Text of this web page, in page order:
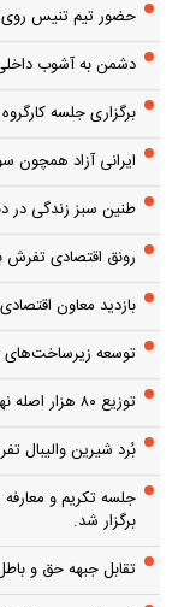
حضور تیم تنیس
دشمن به آشوب
برگزاری جلسه
ایرانی آزاد همچون
طنین سبز زندگی در
رونق اقتصادی تفرش
بازدید معاون
توسعه زیرساخت‌های
توزیع ۸۰ هزار اصله نهال در تفرش
بُرد شیرین والیبال
جلسه تکریم و
برگزار شد.
تقابل جبهه حق و